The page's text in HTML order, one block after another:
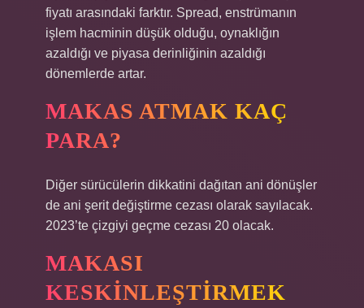
fiyatı arasındaki farktır. Spread, enstrümanın
işlem hacminin düşük olduğu, oynaklığın
azaldığı ve piyasa derinliğinin azaldığı
dönemlerde artar.
MAKAS ATMAK KAÇ
PARA?
Diğer sürücülerin dikkatini dağıtan ani dönüşler
de ani şerit değiştirme cezası olarak sayılacak.
2023’te çizgiyi geçme cezası 20 olacak.
MAKASI
KESKINLEŞTIRMEK